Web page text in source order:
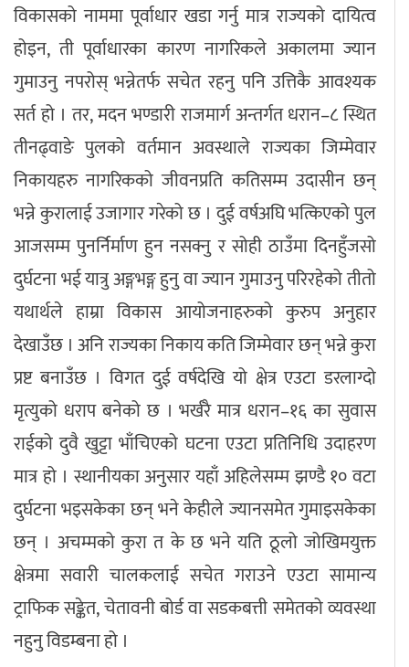
छापा समाचार
थप विभाग
छापा संस्करण अर्थ बिचार सम्पादकीय
विशेष
अन्तर्राष्ट्रिय / प्रवास
अन्तरवार्ता संस्कृति साहित्य
ब्लग/रिभ्यु
राशिफल
विकासको नाममा पूर्वाधार खडा गर्नु मात्र राज्यको दायित्व
होइन, ती पूर्वाधारका कारण नागरिकले अकालमा ज्यान
गुमाउनु नपरोस् भन्नेतर्फ सचेत रहनु पनि उत्तिकै आवश्यक
सर्त हो । तर, मदन भण्डारी राजमार्ग अन्तर्गत धरान–८ स्थित
तीनढ्वाङे पुलको वर्तमान अवस्थाले राज्यका जिम्मेवार
निकायहरु नागरिकको जीवनप्रति कतिसम्म उदासीन छन्
भन्ने कुरालाई उजागार गरेको छ । दुई वर्षअघि भत्किएको पुल
आजसम्म पुनर्निर्माण हुन नसक्नु र सोही ठाउँमा दिनहुँजसो
दुर्घटना भई यात्रु अङ्गभङ्ग हुनु वा ज्यान गुमाउनु परिरहेको तीतो
यथार्थले हाम्रा विकास आयोजनाहरुको कुरुप अनुहार
देखाउँछ । अनि राज्यका निकाय कति जिम्मेवार छन् भन्ने कुरा
प्रष्ट बनाउँछ । विगत दुई वर्षदेखि यो क्षेत्र एउटा डरलाग्दो
मृत्युको धराप बनेको छ । भर्खरै मात्र धरान–१६ का सुवास
राईको दुवै खुट्टा भाँचिएको घटना एउटा प्रतिनिधि उदाहरण
मात्र हो । स्थानीयका अनुसार यहाँ अहिलेसम्म झण्डै १० वटा
दुर्घटना भइसकेका छन् भने केहीले ज्यानसमेत गुमाइसकेका
छन् । अचम्मको कुरा त के छ भने यति ठूलो जोखिमयुक्त
क्षेत्रमा सवारी चालकलाई सचेत गराउने एउटा सामान्य
ट्राफिक सङ्केत, चेतावनी बोर्ड वा सडकबत्ती समेतको व्यवस्था
नहुनु विडम्बना हो ।